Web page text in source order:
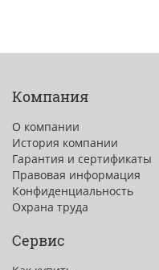
Компания
О компании
История компании
Гарантия и сертификаты
Правовая информация
Конфиденциальность
Охрана труда
Сервис